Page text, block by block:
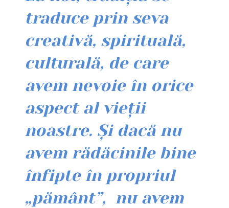
traduce prin seva
creativă, spirituală,
culturală, de care
avem nevoie în orice
aspect al vieții
noastre. Și dacă nu
avem rădăcinile bine
înfipte în propriul
„pământ”, nu avem